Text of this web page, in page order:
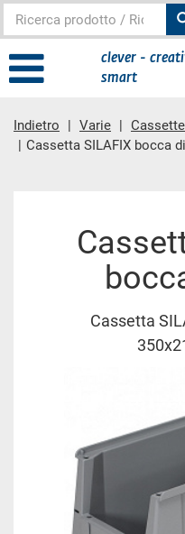
clever -
smart
Indietro Varie
Cassetta SILAFIX bocca
Cassetta